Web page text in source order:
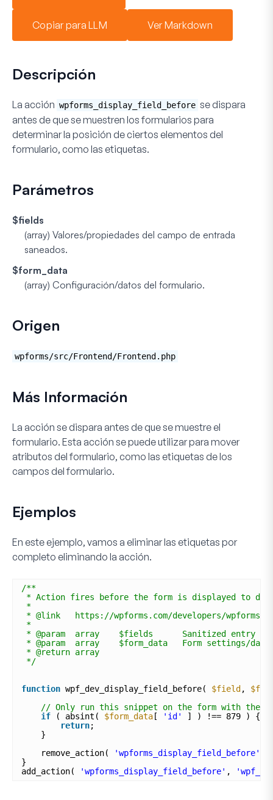
Copiar para LLM Ver Markdown
Descripción
La acción wpforms_display_field_before se dispara
antes de que se muestren los formularios para
determinar la posición de ciertos elementos del
formulario, como las etiquetas.
Parámetros
$fields
(array) Valores/propiedades del campo de entrada
saneados.
$form_data
(array) Configuración/datos del formulario.
Origen
wpforms/src/Frontend/Frontend.php
Más Información
La acción se dispara antes de que se muestre el
formulario. Esta acción se puede utilizar para mover
atributos del formulario, como las etiquetas de los
campos del formulario.
Ejemplos
En este ejemplo, vamos a eliminar las etiquetas por
completo eliminando la acción.
/**
* Action fires before the form is displayed to
*
* @link   https://wpforms.com/developers/
*
* @param  array    $fields      Sanitized entry
* @param  array    $form_data   Form settings/
* @return array
*/
function wpf_dev_display_field_before( $field,
// Only run this snippet on the form with the
if
( absint( $form_data[ 'id'
] ) !== 879 ) {
return;
}
remove_action(
'wpforms_display_field_before'
}
add_action(
'wpforms_display_field_before' ,